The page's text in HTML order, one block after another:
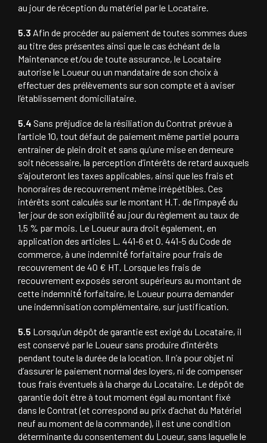
au jour de réception du matériel par le Locataire.
5.3 Afin de procéder au paiement de toutes sommes dues
au titre des présentes ainsi que le cas échéant de la
Maintenance et/ou de toute assurance, le Locataire
autorise le Loueur ou un mandataire de son choix à
effectuer des prélèvements sur son compte et à aviser
l’établissement domiciliataire.
5.4 Sans préjudice de la résiliation du Contrat prévue à
l’article 10, tout défaut de paiement même partiel pourra
entrainer de plein droit et sans qu’une mise en demeure
soit nécessaire, la perception d’intérêts de retard auxquels
s’ajouteront les taxes applicables, ainsi que les frais et
honoraires de recouvrement même irrépétibles. Ces
intérêts sont calculés sur le montant H.T. de l’impayé́ du
1er jour de son exigibilité́ au jour du règlement au taux de
1,5 % par mois. Le Loueur aura droit également, en
application des articles L. 441-6 et O. 441-5 du Code de
commerce, à une indemnité́ forfaitaire pour frais de
recouvrement de 40 € HT. Lorsque les frais de
recouvrement exposés seront supérieurs au montant de
cette indemnité́ forfaitaire, le Loueur pourra demander
une indemnisation complémentaire, sur justification.
5.5 Lorsqu’un dépôt de garantie est exigé du Locataire, il
est conservé par le Loueur sans produire d’intérêts
pendant toute la durée de la location. Il n’a pour objet ni
d’assurer le paiement normal des loyers, ni de compenser
tous frais éventuels à la charge du Locataire. Le dépôt de
garantie doit être à tout moment égal au montant fixé
dans le Contrat (et correspond au prix d’achat du Matériel
neuf au moment de la commande), il est une condition
déterminante du consentement du Loueur, sans laquelle le